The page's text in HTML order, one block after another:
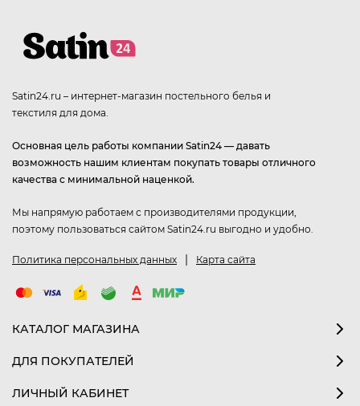
Satin24.ru – интернет-магазин постельного белья и
текстиля для дома.
Основная цель работы компании Satin24 — давать
возможность нашим клиентам покупать товары отличного
качества с минимальной наценкой.
Мы напрямую работаем с производителями продукции,
поэтому пользоваться сайтом Satin24.ru выгодно и удобно.
Политика персональных данных Карта сайта
КАТАЛОГ МАГАЗИНА
ДЛЯ ПОКУПАТЕЛЕЙ
ЛИЧНЫЙ КАБИНЕТ